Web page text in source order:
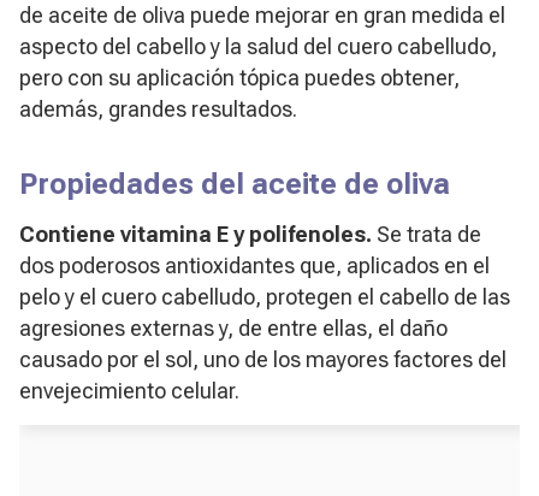
de aceite de oliva puede mejorar en gran medida el
aspecto del cabello y la salud del cuero cabelludo,
pero con su aplicación tópica puedes obtener,
además, grandes resultados.
Propiedades del aceite de oliva
Contiene vitamina E y polifenoles. Se trata de
dos poderosos antioxidantes que, aplicados en el
pelo y el cuero cabelludo, protegen el cabello de las
agresiones externas y, de entre ellas, el daño
causado por el sol, uno de los mayores factores del
envejecimiento celular.